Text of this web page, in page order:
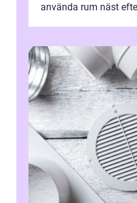
använda rum näst